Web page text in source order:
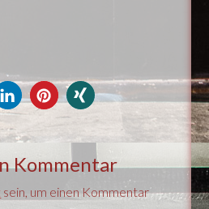
Kommentar
sein, um einen Kommentar